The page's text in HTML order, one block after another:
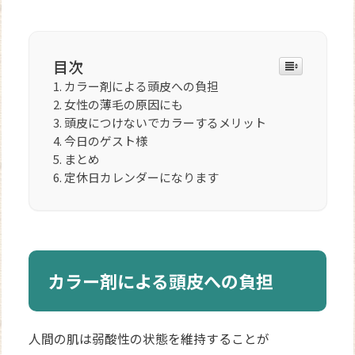
目次
カラー剤による頭皮への負担
女性の薄毛の原因にも
頭皮につけないでカラーするメリット
今日のゲスト様
まとめ
定休日カレンダーになります
カラー剤による頭皮への負担
人間の肌は弱酸性の状態を維持することが